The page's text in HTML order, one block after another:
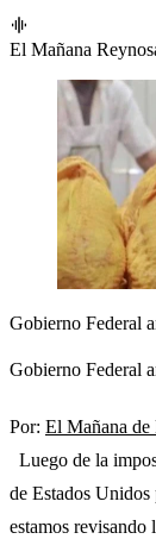
El Mañana
Gobierno Federal
Gobierno Federal
Por: El Mañana de
Luego de la
de Estados
estamos revisando